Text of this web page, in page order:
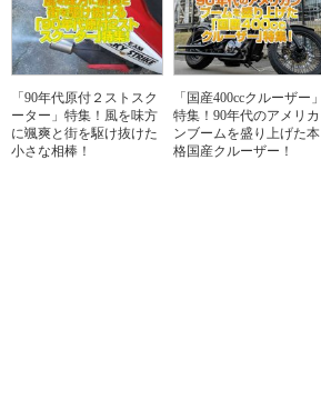
「90年代原付２ストスク
ーター」特集！風を味方
に颯爽と街を駆け抜けた
小さな相棒！
「国産400ccクルーザー」
特集！90年代のアメリカ
ンブームを盛り上げた本
格国産クルーザー！